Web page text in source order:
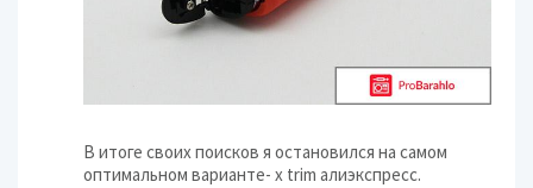
В итоге своих поисков я остановился на самом
оптимальном варианте- х trim алиэкспресс.